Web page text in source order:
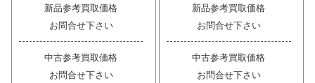
新品参考買取価格
お問合せ下さい
中古参考買取価格
お問合せ下さい
新品参考買取価格
お問合せ下さい
中古参考買取価格
お問合せ下さい